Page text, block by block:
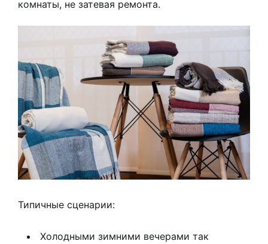
комнаты, не затевая ремонта.
Типичные сценарии:
Холодными зимними вечерами так